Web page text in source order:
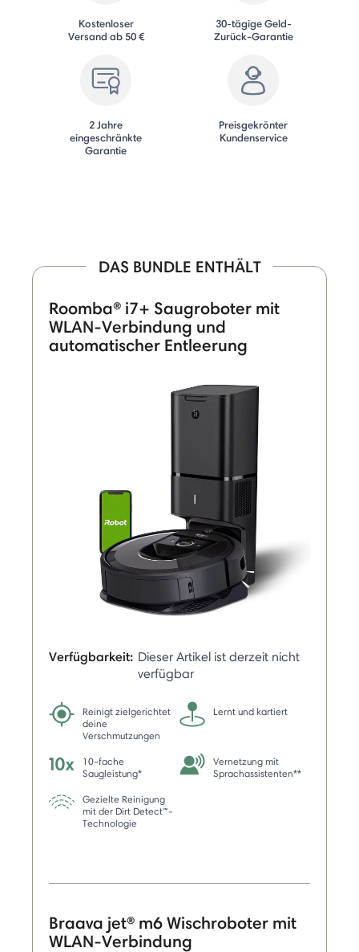
Kostenloser
Versand ab 50 €
30-tägige Geld-
Zurück-Garantie
2 Jahre
eingeschränkte
Garantie
Preisgekrönter
Kundenservice
DAS BUNDLE ENTHÄLT
Roomba® i7+ Saugroboter mit
WLAN-Verbindung und
automatischer Entleerung
Verfügbarkeit: Dieser Artikel ist derzeit nicht
verfügbar
Reinigt zielgerichtet
deine
Verschmutzungen
Lernt und kartiert
10-fache
Saugleistung*
Vernetzung mit
Sprachassistenten**
Gezielte Reinigung
mit der Dirt Detect™-
Technologie
Braava jet® m6 Wischroboter mit
WLAN-Verbindung